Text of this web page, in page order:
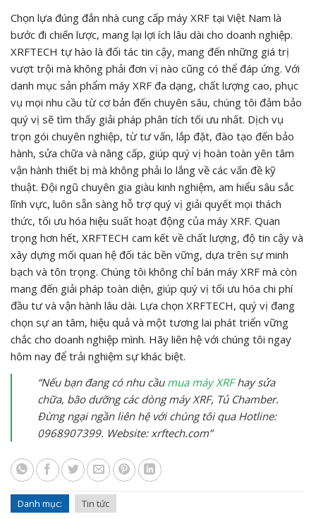
Chọn lựa đúng đắn nhà cung cấp máy XRF tại Việt Nam là
bước đi chiến lược, mang lại lợi ích lâu dài cho doanh nghiệp.
XRFTECH tự hào là đối tác tin cậy, mang đến những giá trị
vượt trội mà không phải đơn vị nào cũng có thể đáp ứng. Với
danh mục sản phẩm máy XRF đa dạng, chất lượng cao, phục
vụ mọi nhu cầu từ cơ bản đến chuyên sâu, chúng tôi đảm bảo
quý vị sẽ tìm thấy giải pháp phân tích tối ưu nhất. Dịch vụ
trọn gói chuyên nghiệp, từ tư vấn, lắp đặt, đào tạo đến bảo
hành, sửa chữa và nâng cấp, giúp quý vị hoàn toàn yên tâm
vận hành thiết bị mà không phải lo lắng về các vấn đề kỹ
thuật. Đội ngũ chuyên gia giàu kinh nghiệm, am hiểu sâu sắc
lĩnh vực, luôn sẵn sàng hỗ trợ quý vị giải quyết mọi thách
thức, tối ưu hóa hiệu suất hoạt động của máy XRF. Quan
trọng hơn hết, XRFTECH cam kết về chất lượng, độ tin cậy và
xây dựng mối quan hệ đối tác bền vững, dựa trên sự minh
bạch và tôn trọng. Chúng tôi không chỉ bán máy XRF mà còn
mang đến giải pháp toàn diện, giúp quý vị tối ưu hóa chi phí
đầu tư và vận hành lâu dài. Lựa chọn XRFTECH, quý vị đang
chọn sự an tâm, hiệu quả và một tương lai phát triển vững
chắc cho doanh nghiệp mình. Hãy liên hệ với chúng tôi ngay
hôm nay để trải nghiệm sự khác biệt.
“Nếu bạn đang có nhu cầu mua máy XRFhay sửa
chữa, bão dưỡng các dòng máy XRF, Tủ Chamber.
Đừng ngại ngần liên hệ với chúng tôi qua Hotline:
0968907399. Website: xrftech.com”
Danh mục:
Tin tức